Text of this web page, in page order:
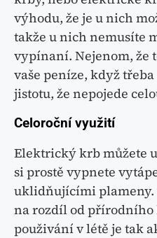
výhodu, že je u nich
takže u nich nemusíte
vypínaní. Nejenom, že
vaše peníze, když
jistotu, že nepojede
Celoroční využití
Elektrický krb můžete
si prostě vypnete
uklidňujícími plameny.
na rozdíl od přírodního
použivání v létě je tak